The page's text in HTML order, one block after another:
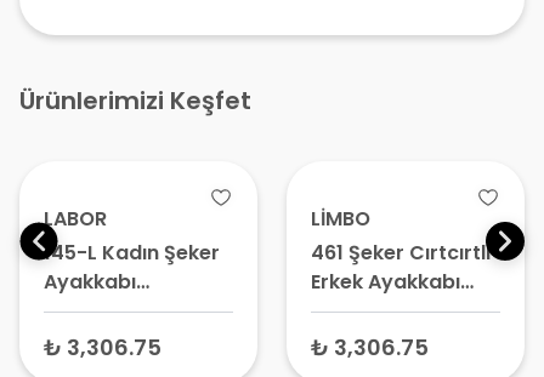
Ürünlerimizi Keşfet
LABOR
145-L Kadın Şeker
Ayakkabı
Kahverengi No:38
– Ortopedik
₺ 3,306.75
LİMBO
461 Şeker Cırtcırtlı
Erkek Ayakkabı
Siyah No:43 –
Diyabetik
₺ 3,306.75